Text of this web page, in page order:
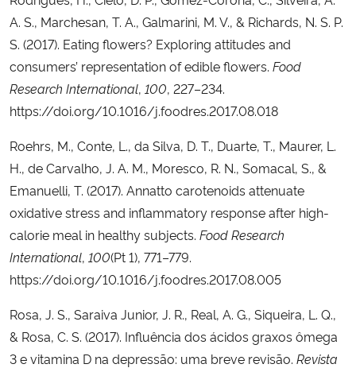
A. S., Marchesan, T. A., Galmarini, M. V., & Richards, N. S. P.
S. (2017). Eating flowers? Exploring attitudes and
consumers’ representation of edible flowers. Food
Research International, 100, 227–234.
https://doi.org/10.1016/j.foodres.2017.08.018
Roehrs, M., Conte, L., da Silva, D. T., Duarte, T., Maurer, L.
H., de Carvalho, J. A. M., Moresco, R. N., Somacal, S., &
Emanuelli, T. (2017). Annatto carotenoids attenuate
oxidative stress and inflammatory response after high-
calorie meal in healthy subjects. Food Research
International, 100(Pt 1), 771–779.
https://doi.org/10.1016/j.foodres.2017.08.005
Rosa, J. S., Saraiva Junior, J. R., Real, A. G., Siqueira, L. Q.,
& Rosa, C. S. (2017). Influência dos ácidos graxos ômega
3 e vitamina D na depressão: uma breve revisão. Revista